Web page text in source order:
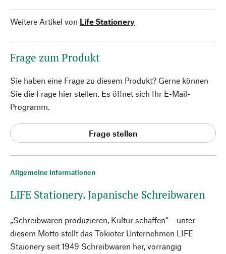
Allgemeine Informationen
LIFE Stationery. Japanische Schreibwaren
„Schreibwaren produzieren, Kultur schaffen“ – unter
diesem Motto stellt das Tokioter Unternehmen LIFE
Staionery seit 1949 Schreibwaren her, vorrangig
Weitere Artikel von Life Stationery
Frage zum Produkt
Sie haben eine Frage zu diesem Produkt? Gerne können
Sie die Frage hier stellen. Es öffnet sich Ihr E-Mail-
Programm.
Frage stellen